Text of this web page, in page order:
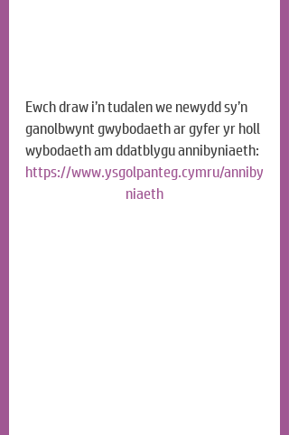
Ewch draw i’n tudalen we newydd sy’n
ganolbwynt gwybodaeth ar gyfer yr holl
wybodaeth am ddatblygu annibyniaeth:
https://www.ysgolpanteg.cymru/anniby
niaeth